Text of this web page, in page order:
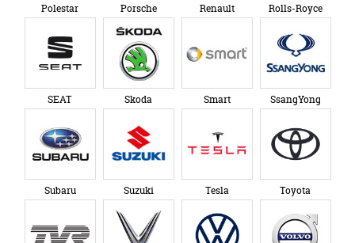
Polestar Porsche Renault Rolls-Royce
SEAT Skoda Smart SsangYong
Subaru Suzuki Tesla Toyota